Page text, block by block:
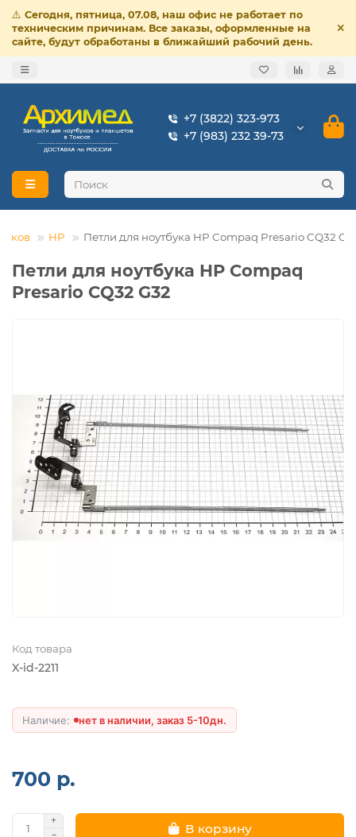
⚠️ Сегодня, пятница, 07.08, наш офис не работает по
техническим причинам. Все заказы, оформленные на
сайте, будут обработаны в ближайший рабочий день.
+7 (3822) 323-973
+7 (983) 232 39-73
HP Петли для ноутбука HP Compaq Presario CQ32
Петли для ноутбука HP Compaq
Presario CQ32 G32
Код товара
X-id-2211
нет в наличии, заказ 5-10дн.
700 р.
В корзину